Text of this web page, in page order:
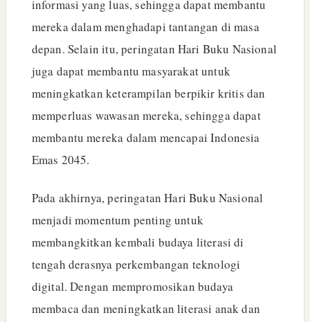
informasi yang luas, sehingga dapat membantu
mereka dalam menghadapi tantangan di masa
depan. Selain itu, peringatan Hari Buku Nasional
juga dapat membantu masyarakat untuk
meningkatkan keterampilan berpikir kritis dan
memperluas wawasan mereka, sehingga dapat
membantu mereka dalam mencapai Indonesia
Emas 2045.
Pada akhirnya, peringatan Hari Buku Nasional
menjadi momentum penting untuk
membangkitkan kembali budaya literasi di
tengah derasnya perkembangan teknologi
digital. Dengan mempromosikan budaya
membaca dan meningkatkan literasi anak dan